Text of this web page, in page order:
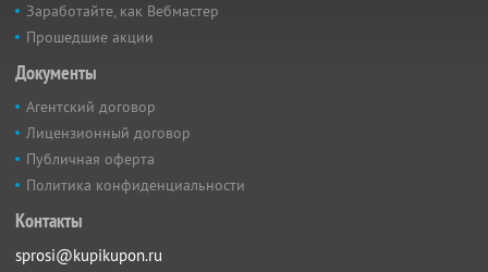
Заработайте, как Вебмастер
Прошедшие акции
Документы
Агентский договор
Лицензионный договор
Публичная оферта
Политика конфиденциальности
Контакты
sprosi@kupikupon.ru